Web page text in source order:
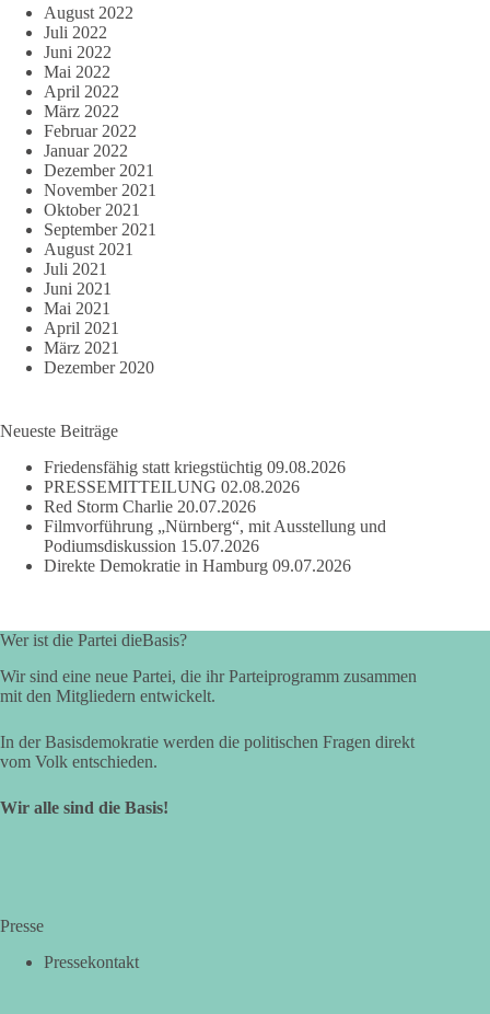
August 2022
Juli 2022
Juni 2022
Mai 2022
April 2022
März 2022
Februar 2022
Januar 2022
Dezember 2021
November 2021
Oktober 2021
September 2021
August 2021
Juli 2021
Juni 2021
Mai 2021
April 2021
März 2021
Dezember 2020
Neueste Beiträge
Friedensfähig statt kriegstüchtig 09.08.2026
PRESSEMITTEILUNG 02.08.2026
Red Storm Charlie 20.07.2026
Filmvorführung „Nürnberg“, mit Ausstellung und
Podiumsdiskussion 15.07.2026
Direkte Demokratie in Hamburg 09.07.2026
Wer ist die Partei dieBasis?
Wir sind eine neue Partei, die ihr Parteiprogramm zusammen
mit den Mitgliedern entwickelt.
In der Basisdemokratie werden die politischen Fragen direkt
vom Volk entschieden.
Wir alle sind die Basis!
Presse
Pressekontakt